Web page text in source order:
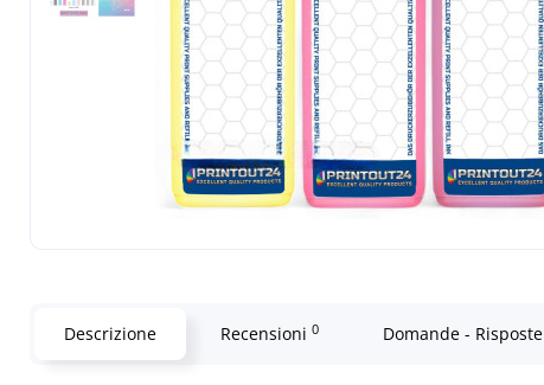
Descrizione Recensioni 0 Domande - Risposte